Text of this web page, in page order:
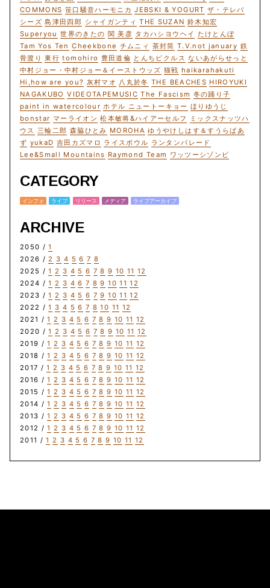
COMMONS 笹口騒音ハーモニカ JEBSKI & YOGURT ザ・テレパ
シーズ 島津田四郎 シャイガンティ THE SUZAN 鈴木知宏
Superyou 世界のきたの 関 美彦 タカハシヨウヘイ たけとんぼ
Tam Yos Ten Cheekbone チムニィ 茶封筒 T.V.not january 鉄
骨渡り 東行 tomohiro 豊田道倫 とんちピクルス ないあがらせっと
中村ジョー・中村ジョー＆イーストウッズ 猫戦 haikarahakuti
Hi,how are you? 灰村マオ 八丸於冬 THE BEACHES HIROYUKI
NAGAKUBO VIDEOTAPEMUSIC The Fascism 冬の踊り子
paint in watercolour ホテル ニュートーキョー ほりゆうじ
bonstar マーライオン 松本敏将&ハイアーセルフ
ミックスナッツハ
ウス
三輪二郎 森脇ひとみ MOROHA ゆうやけしはす＆すうらばあ
ず yukaD 吉田カズマロ ライスボウル ランタンパレード
Lee&Small Mountains Raymond Team ワッツーシゾンビ
CATEGORY
インフォ ライブ リリース メディア ライブアーカイブ
ARCHIVE
2050 /1
2026 / 2 3 4 5 6 7 8
2025 /1 2 3 4 5 6 7 8 9 10 11 12
2024 /1 2 3 4 6 7 8 9 10 11 12
2023 /1 2 3 4 5 6 7 9 10 11 12
2022 /1 3 4 5 6 7 8 10 11 12
2021 /1 2 3 4 5 6 7 8 9 10 11 12
2020 /1 2 3 4 5 6 7 8 9 10 11 12
2019 /1 2 3 4 5 6 7 8 9 10 11 12
2018 /1 2 3 4 5 6 7 8 9 10 11 12
2017 /1 2 3 4 5 6 7 8 9 10 11 12
2016 /1 2 3 4 5 6 7 8 9 10 11 12
2015 /1 2 3 4 5 6 7 8 9 10 11 12
2014 /1 2 3 4 5 6 7 8 9 10 11 12
2013 /1 2 3 4 5 6 7 8 9 10 11 12
2012 /1 2 3 4 5 6 7 8 9 10 11 12
2011 /1 2 3 4 5 6 7 8 9 10 11 12